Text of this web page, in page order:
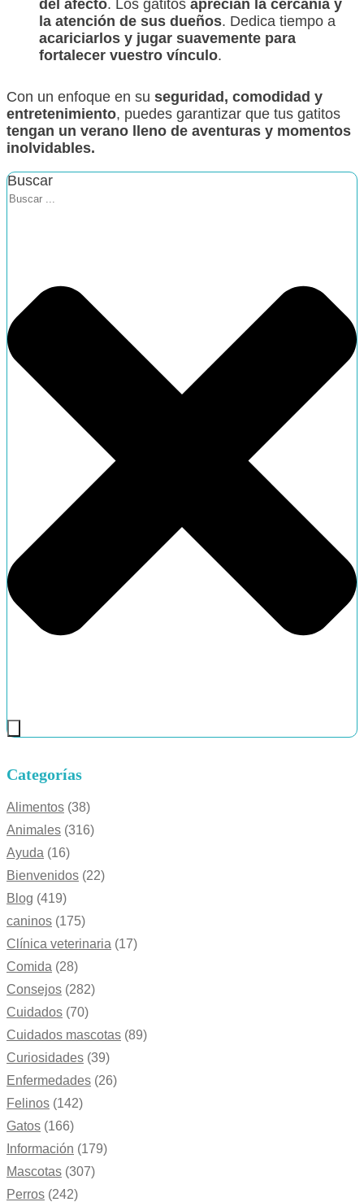
del afecto. Los gatitos aprecian la cercanía y
la atención de sus dueños. Dedica tiempo a
acariciarlos y jugar suavemente para
fortalecer vuestro vínculo.
Con un enfoque en su seguridad, comodidad y
entretenimiento, puedes garantizar que tus gatitos
tengan un verano lleno de aventuras y momentos
inolvidables.
Buscar
Categorías
Alimentos (38)
Animales (316)
Ayuda (16)
Bienvenidos (22)
Blog (419)
caninos (175)
Clínica veterinaria (17)
Comida (28)
Consejos (282)
Cuidados (70)
Cuidados mascotas (89)
Curiosidades (39)
Enfermedades (26)
Felinos (142)
Gatos (166)
Información (179)
Mascotas (307)
Perros (242)